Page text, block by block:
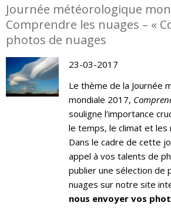
Journée météorologique
Comprendre les nuages – «
photos de nuages
23-03-2017
Le thème de la Journée
mondiale 2017,
souligne l’importance
le temps, le climat et les
Dans le cadre de cette
appel à vos talents de
publier une sélection de
nuages sur notre site
nous envoyer vos